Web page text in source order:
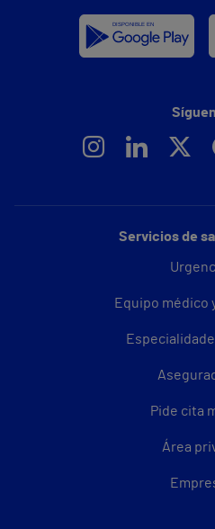
Servicios de
Equipo médico
Pide cita
Área